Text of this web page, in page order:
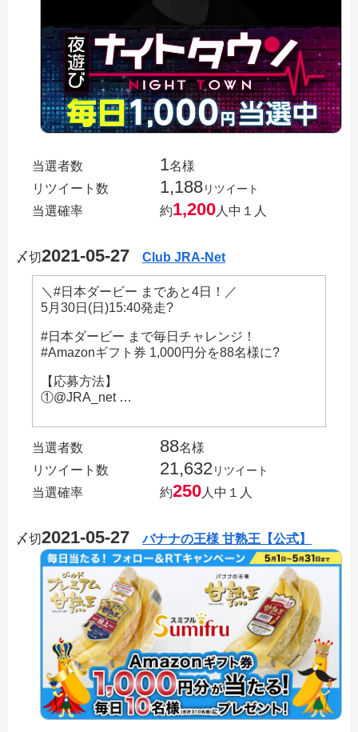
当選者数 1名様
リツイート数
1,188リツイート
当選確率 約1,200 人中１人
〆切2021-05-27 Club JRA-Net
＼#日本ダービー まであと4日！／
5月30日(日)15:40発走?
#日本ダービー まで毎日チャレンジ！
#Amazonギフト券 1,000円分を88名様に?
【応募方法】
①@JRA_net …
当選者数 88名様
リツイート数
21,632リツイート
当選確率 約250 人中１人
〆切2021-05-27 バナナの王様 甘熟王【公式】